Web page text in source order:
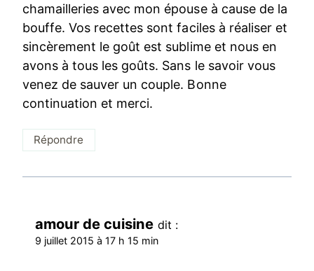
chamailleries avec mon épouse à cause de la
bouffe. Vos recettes sont faciles à réaliser et
sincèrement le goût est sublime et nous en
avons à tous les goûts. Sans le savoir vous
venez de sauver un couple. Bonne
continuation et merci.
Répondre
amour de cuisine dit :
9 juillet 2015 à 17 h 15 min